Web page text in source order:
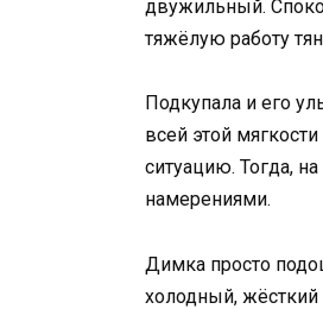
двужильный.
тяжёлую работу
Подкупала и его
всей этой
ситуацию. Тогда,
намерениями.
Димка просто
холодный,